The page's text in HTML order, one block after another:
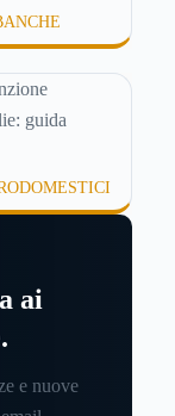
ai
e nuove